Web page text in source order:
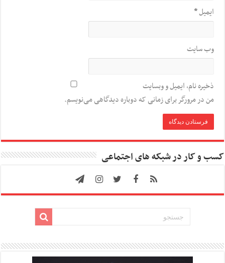
ایمیل*
وب‌ سایت
ذخیره نام، ایمیل و وبسایت
من در مرورگر برای زمانی که دوباره دیدگاهی می‌نویسم.
کسب و کار در شبکه های اجتماعی